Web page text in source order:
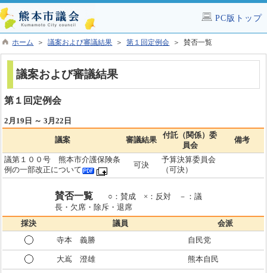
PC版トップ
ホーム ＞議案および審議結果 ＞第１回定例会 ＞ 賛否一覧
議案および審議結果
第１回定例会
2月19日 ～ 3月22日
議案 審議結果
付託（関係）委
員会
備考
議第１００号 熊本市介護保険条
例の一部改正について
可決
予算決算委員会
（可決）
賛否一覧
○：賛成 ×：反対 －：議
長・欠席・除斥・退席
採決 議員
会派
寺本 義勝
自民党
大嶌 澄雄 熊本自民